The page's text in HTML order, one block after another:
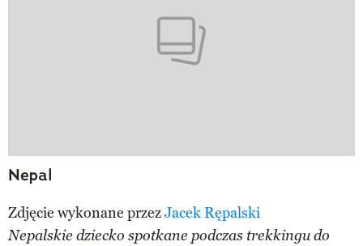
Nepal
Zdjęcie wykonane przezJacek Rępalski
Nepalskie dziecko spotkane podczas trekkingu do